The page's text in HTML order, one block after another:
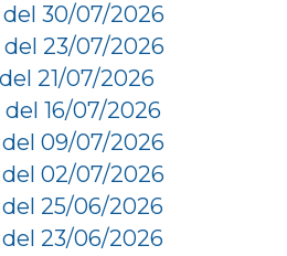
30/07/2026
23/07/2026
21/07/2026
16/07/2026
09/07/2026
02/07/2026
25/06/2026
23/06/2026